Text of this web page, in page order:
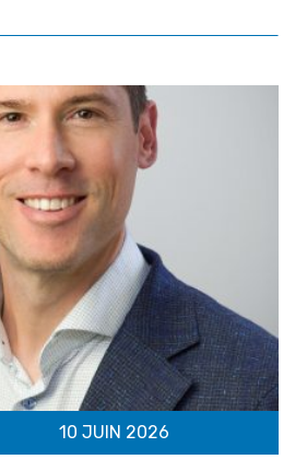
10 JUIN 2026